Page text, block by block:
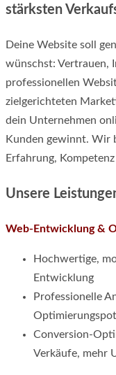
stärksten
Deine Website soll
wünschst: Vertrauen,
professionellen
zielgerichteten
dein Unternehmen
Kunden gewinnt. Wir
Erfahrung,
Unsere
Web-Entwick lung &
Hochwertige,
Entwicklung
Professionelle
Conversion-
Verkäufe, mehr